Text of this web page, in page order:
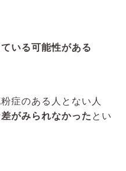
いる可能性がある
症のある人とない人
がみられなかった とい